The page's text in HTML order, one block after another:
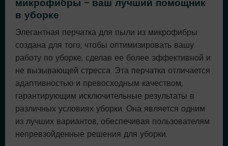
микрофибры – ваш лучший помощник
в уборке
Элегантная перчатка для пыли из микрофибры
создана для того, чтобы оптимизировать вашу
работу по уборке, сделав ее более эффективной и
не вызывающей стресса. Эта перчатка отличается
адаптивностью и превосходным качеством,
гарантирующим исключительные результаты в
различных условиях уборки. Она является одним
из лучших вариантов, обеспечивая пользователям
непревзойденные решения для уборки.